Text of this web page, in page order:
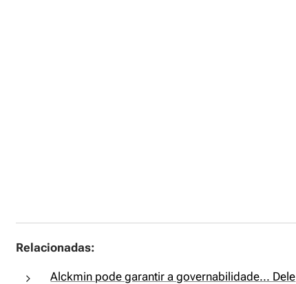
Relacionadas:
Alckmin pode garantir a governabilidade... Dele